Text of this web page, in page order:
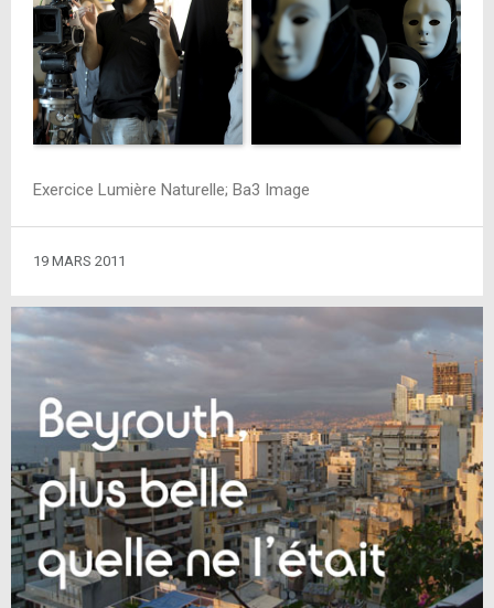
Exercice Lumière Naturelle; Ba3 Image
19 MARS 2011